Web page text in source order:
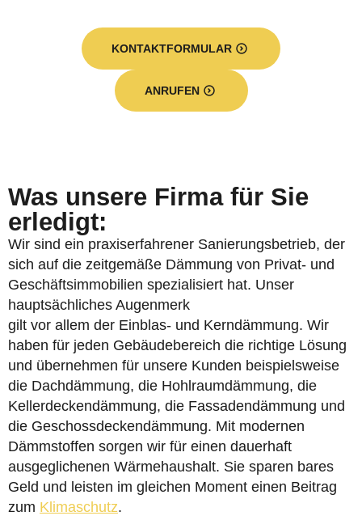
KONTAKTFORMULAR
ANRUFEN
Was unsere Firma für Sie
erledigt:
Wir sind ein praxiserfahrener Sanierungsbetrieb, der
sich auf die zeitgemäße Dämmung von Privat- und
Geschäftsimmobilien spezialisiert hat. Unser
hauptsächliches Augenmerk
gilt vor allem der Einblas- und Kerndämmung. Wir
haben für jeden Gebäudebereich die richtige Lösung
und übernehmen für unsere Kunden beispielsweise
die Dachdämmung, die Hohlraumdämmung, die
Kellerdeckendämmung, die Fassadendämmung und
die Geschossdeckendämmung. Mit modernen
Dämmstoffen sorgen wir für einen dauerhaft
ausgeglichenen Wärmehaushalt. Sie sparen bares
Geld und leisten im gleichen Moment einen Beitrag
zum Klimaschutz.